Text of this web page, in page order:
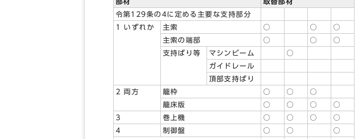
令第129条の4に定める主要な支持部分
1 いずれか
主索 ○ ○
○
主索の端部
○ ○
○
支持ばり等
マシンビーム
○
ガイドレール
頂部支持ばり
2 両方
籠枠 ○ ○
○
籠床版
○ ○ ○
○
3
巻上機 ○ ○ ○
○
4
制御盤 ○ ○
○